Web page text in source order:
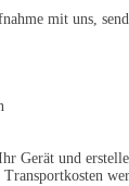
mit uns,
Gerät und